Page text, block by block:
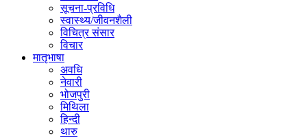
सूचना-प्रविधि
स्वास्थ्य/जीवनशैली
विचित्र संसार
विचार
मातृभाषा
अवधि
नेवारी
भोजपुरी
मिथिला
हिन्दी
थारु